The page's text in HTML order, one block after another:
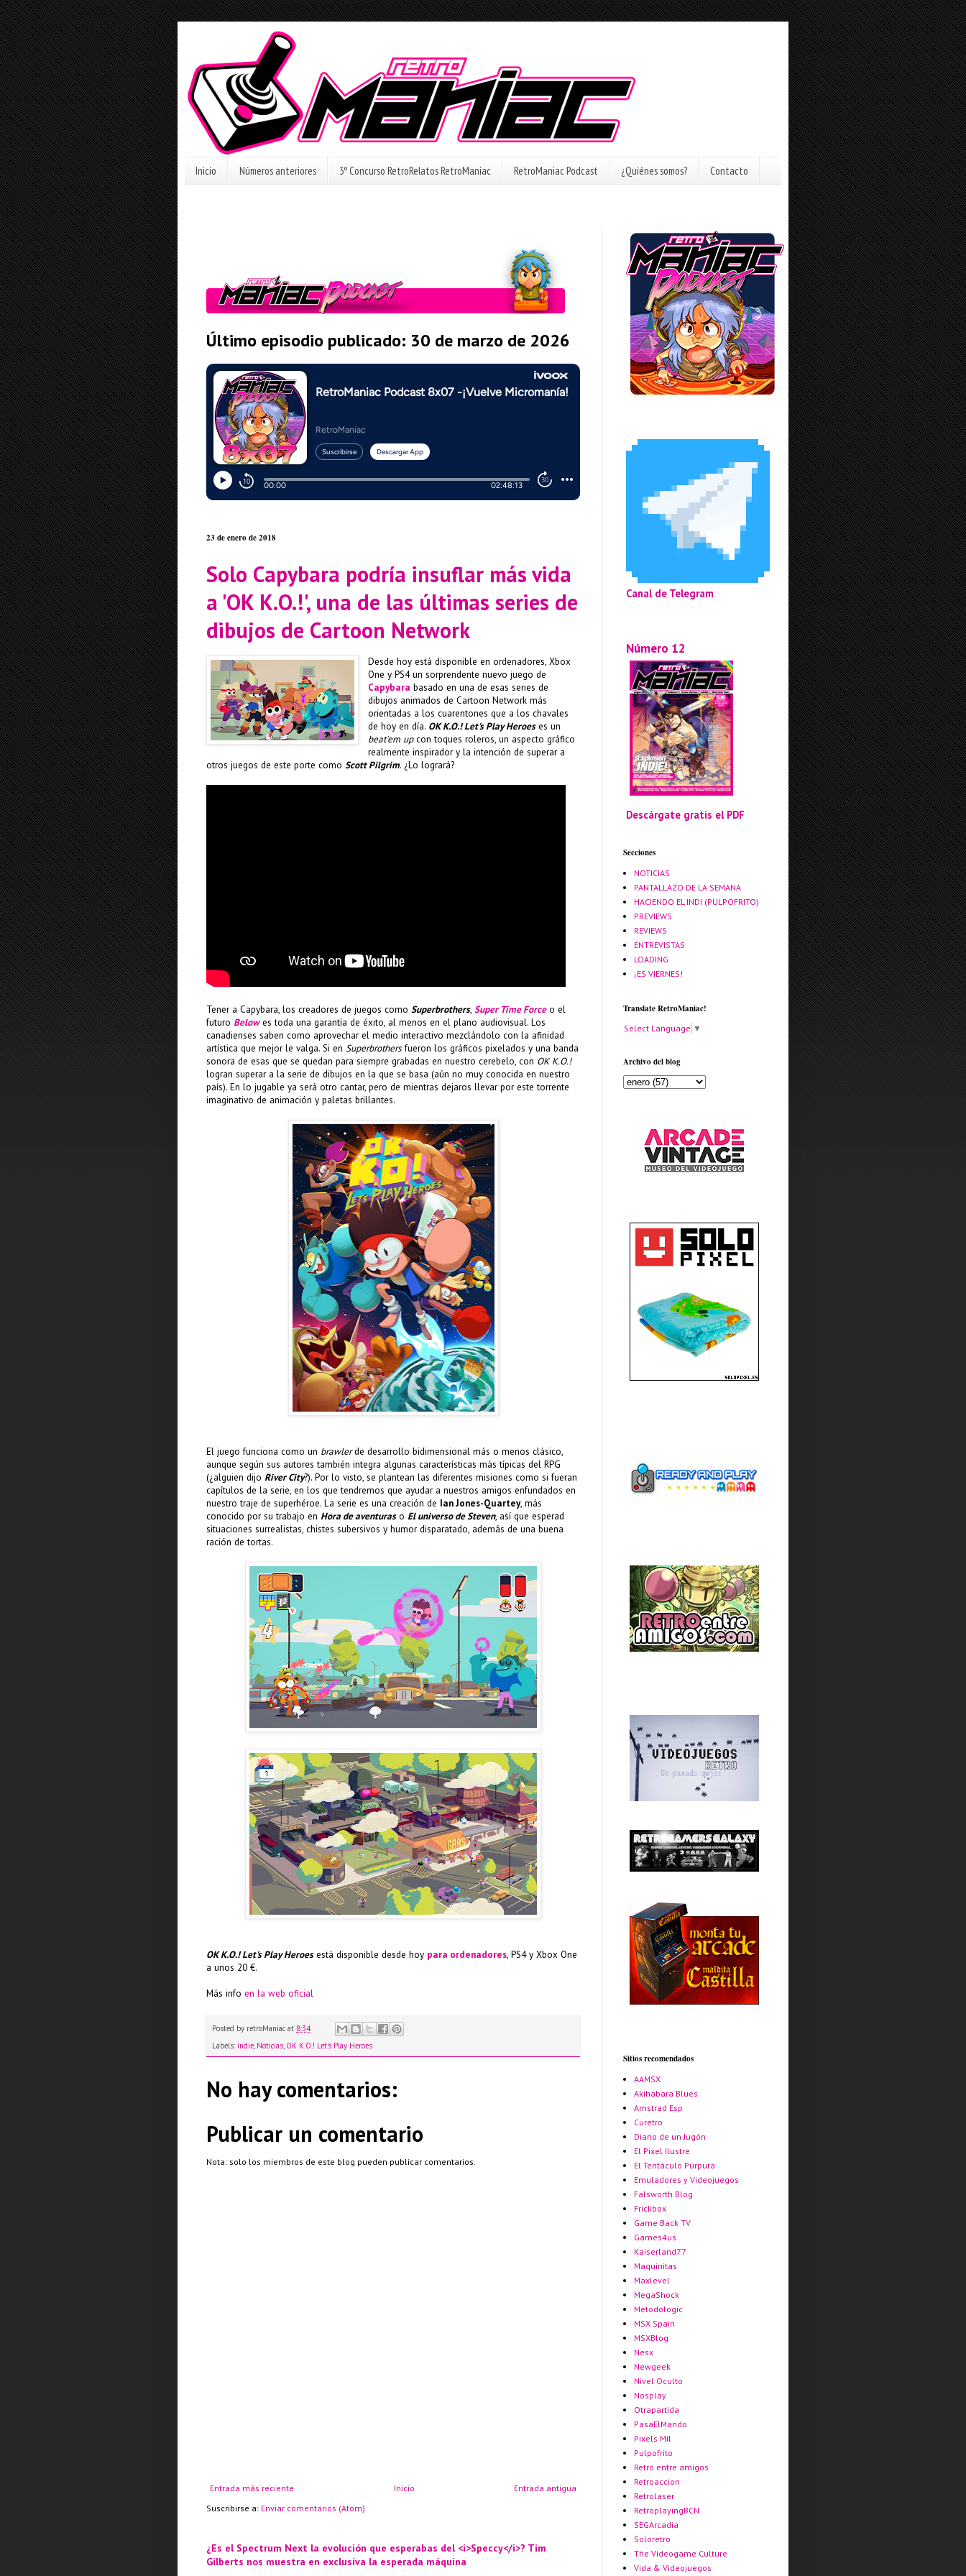
Inicio Números anteriores 3º Concurso RetroRelatos RetroManiac RetroManiac Podcast ¿Quiénes somos? Contacto
Último episodio publicado: 30 de marzo de 2026
23 de enero de 2018
Solo Capybara podría insuflar más vida
a 'OK K.O.!', una de las últimas series de
dibujos de Cartoon Network
Desde hoy está disponible en ordenadores, Xbox
One y PS4 un sorprendente nuevo juego de
Capybara basado en una de esas series de
dibujos animados de Cartoon Network más
orientadas a los cuarentones que a los chavales
de hoy en día. OK K.O.! Let's Play Heroeses un
beat'em upcon toques roleros, un aspecto gráfico
realmente inspirador y la intención de superar a
otros juegos de este porte como Scott Pilgrim. ¿Lo logrará?
Tener a Capybara, los creadores de juegos como Superbrothers, Super Time Forceo el
futuro Belowes toda una garantía de éxito, al menos en el plano audiovisual. Los
canadienses saben como aprovechar el medio interactivo mezclándolo con la afinidad
artística que mejor le valga. Si en Superbrothersfueron los gráficos pixelados y una banda
sonora de esas que se quedan para siempre grabadas en nuestro cerebelo, con OK K.O.!
logran superar a la serie de dibujos en la que se basa (aún no muy conocida en nuestro
país). En lo jugable ya será otro cantar, pero de mientras dejaros llevar por este torrente
imaginativo de animación y paletas brillantes.
El juego funciona como un brawlerde desarrollo bidimensional más o menos clásico,
aunque según sus autores también integra algunas características más típicas del RPG
(¿alguien dijo River City?). Por lo visto, se plantean las diferentes misiones como si fueran
capítulos de la serie, en los que tendremos que ayudar a nuestros amigos enfundados en
nuestro traje de superhéroe. La serie es una creación de Ian Jones-Quartey, más
conocido por su trabajo en Hora de aventuraso El universo de Steven, así que esperad
situaciones surrealistas, chistes subersivos y humor disparatado, además de una buena
ración de tortas.
OK K.O.! Let's Play Heroesestá disponible desde hoy para ordenadores, PS4 y Xbox One
a unos 20 €.
Más info en la web oficial
Posted by retroManiac at 8:34
Labels: indie, Noticias, OK K.O.! Let's Play Heroes
No hay comentarios:
Publicar un comentario
Nota: solo los miembros de este blog pueden publicar comentarios.
Entrada más reciente Entrada antigua
Inicio
Suscribirse a: Enviar comentarios (Atom)
¿Es el Spectrum Next la evolución que esperabas del <i>Speccy</i>? Tim
Gilberts nos muestra en exclusiva la esperada máquina
Canal de Telegram
Número 12
Descárgate gratis el PDF
Secciones
NOTICIAS
PANTALLAZO DE LA SEMANA
HACIENDO EL INDI (PULPOFRITO)
PREVIEWS
REVIEWS
ENTREVISTAS
LOADING
¡ES VIERNES!
Translate RetroManiac!
Select Language ▼
Archivo del blog
Sitios recomendados
AAMSX
Akihabara Blues
Amstrad Esp
Curetro
Diario de un Jugón
El Pixel Ilustre
El Tentáculo Púrpura
Emuladores y Videojuegos
Falsworth Blog
Frickbox
Game Back TV
Games4us
Kaiserland77
Maquinitas
Maxlevel
MegaShock
Metodologic
MSX Spain
MSXBlog
Nesx
Newgeek
Nivel Oculto
Nosplay
Otrapartida
PasaElMando
Pixels Mil
Pulpofrito
Retro entre amigos
Retroaccion
Retrolaser
RetroplayingBCN
SEGArcadia
Soloretro
The Videogame Culture
Vida & Videojuegos